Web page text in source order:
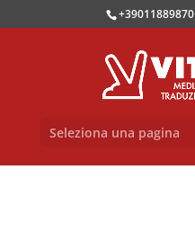
+39011889870
Seleziona una pagina